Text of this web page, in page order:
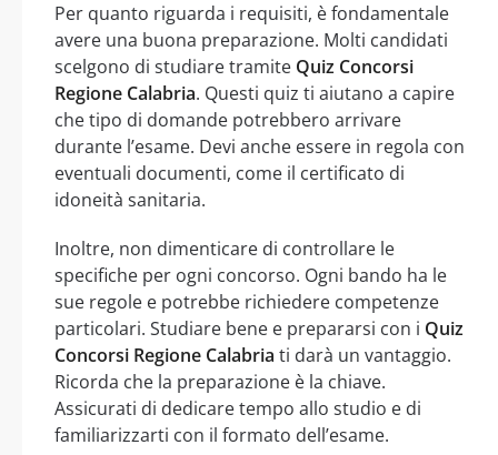
Per quanto riguarda i requisiti, è fondamentale
avere una buona preparazione. Molti candidati
scelgono di studiare tramite Quiz Concorsi
Regione Calabria. Questi quiz ti aiutano a capire
che tipo di domande potrebbero arrivare
durante l’esame. Devi anche essere in regola con
eventuali documenti, come il certificato di
idoneità sanitaria.
Inoltre, non dimenticare di controllare le
specifiche per ogni concorso. Ogni bando ha le
sue regole e potrebbe richiedere competenze
particolari. Studiare bene e prepararsi con i Quiz
Concorsi Regione Calabria ti darà un vantaggio.
Ricorda che la preparazione è la chiave.
Assicurati di dedicare tempo allo studio e di
familiarizzarti con il formato dell’esame.